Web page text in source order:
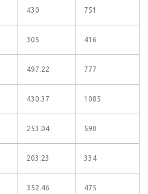
430 751
305 416
497.22 777
430.37 1085
253.04 590
203.23 334
352.46 475